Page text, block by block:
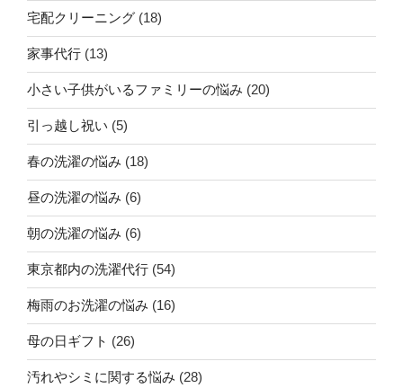
宅配クリーニング (18)
家事代行 (13)
小さい子供がいるファミリーの悩み (20)
引っ越し祝い (5)
春の洗濯の悩み (18)
昼の洗濯の悩み (6)
朝の洗濯の悩み (6)
東京都内の洗濯代行 (54)
梅雨のお洗濯の悩み (16)
母の日ギフト (26)
汚れやシミに関する悩み (28)